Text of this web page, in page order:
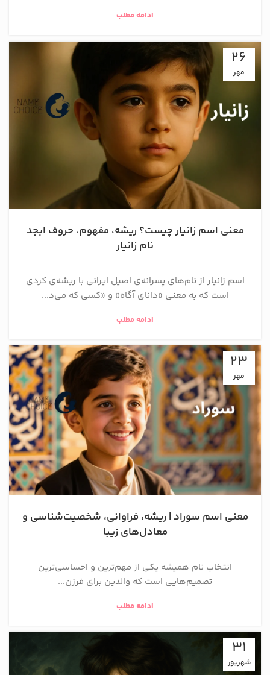
ادامه مطلب
26
مهر
معنی اسم زانیار چیست؟ ریشه، مفهوم، حروف ابجد
نام زانیار
اسم زانیار از نام‌های پسرانه‌ی اصیل ایرانی با ریشه‌ی کردی
است که به معنی «دانای آگاه» و «کسی که می‌د...
ادامه مطلب
23
مهر
معنی اسم سوراد | ریشه، فراوانی، شخصیت‌شناسی و
معادل‌های زیبا
انتخاب نام همیشه یکی از مهم‌ترین و احساسی‌ترین
تصمیم‌هایی است که والدین برای فرزن...
ادامه مطلب
31
شهریور